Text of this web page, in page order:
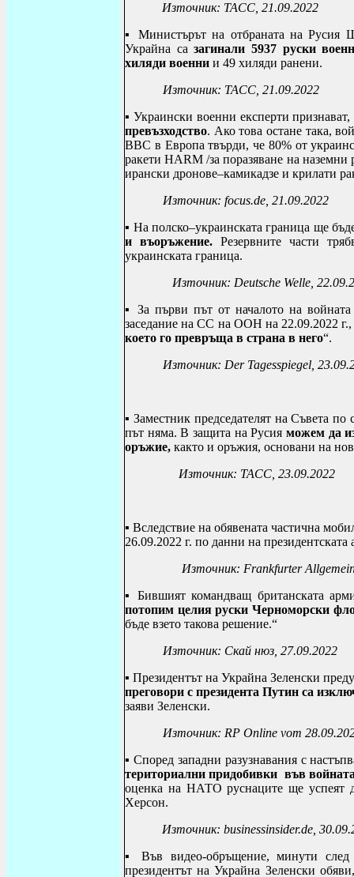
Източник: ТАСС, 21.09.2022
▪ Министърът на отбраната на Русия
Украйна сазагинали 5937 руски
хиляди военни и 49 хиляди ранени.
Източник: ТАСС, 21.09.2022
▪ Украински военни експерти
превъзходство. Ако това остане така,
ВВС в Европа твърди, че 80% от
ракетиHARM/за поразяване на
ирански дронове–камикадзе и крилати
Източник: focus.de, 21.09.2022
▪ На полско–украинската граница ще
и въоръжение. Резервните части
украинската граница.
Източник: Deutsche Welle,
▪ За първи път от началото на
заседание на СС на ООН на 22.09.2022 г.,
което го превръща в страна в него“.
Източник: Der Tagesspiegel,
▪ Заместник председателят на Съвета
път няма. В защита на Русия можем да
оръжие, както и оръжия, основани на
Източник: ТАСС, 23.09.2022
▪ Вследствие на обявената частична
26.09.2022 г. по данни на
Източник: Frankfurter
▪ Бившият командващ британската
потопим целия руски Черноморски
бъде взето такова решение.“
Източник: Скай нюз , 27.09.2022
▪ Президентът на Украйна Зеленски
преговори с президента Путин са
заяви Зеленски.
Източник: RP Online vom
▪ Според западни разузнавания с
териториални придобивки във
оценка на НАТО руснаците ще успеят
Херсон.
Източник:businessinsider.de ,
▪ Във видео-обръщение, минути след
президентът на Украйна Зеленски